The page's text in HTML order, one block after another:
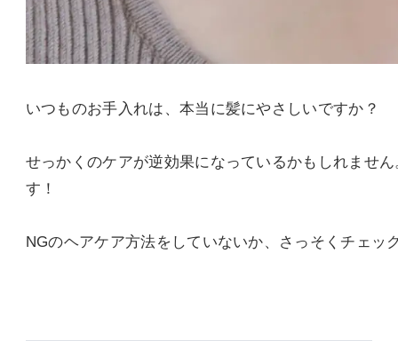
いつものお手入れは、本当に髪にやさしいですか？
せっかくのケアが逆効果になっているかもしれませ
す！
NGのヘアケア方法をしていないか、さっそくチェッ